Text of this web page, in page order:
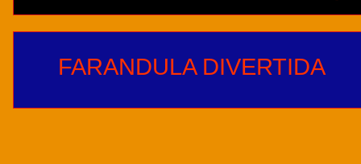
FARANDULA DIVERTIDA